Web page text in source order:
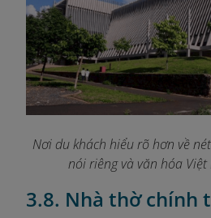
Nơi du khách hiểu rõ hơn về
nói riêng và văn hóa
3.8. Nhà thờ chính